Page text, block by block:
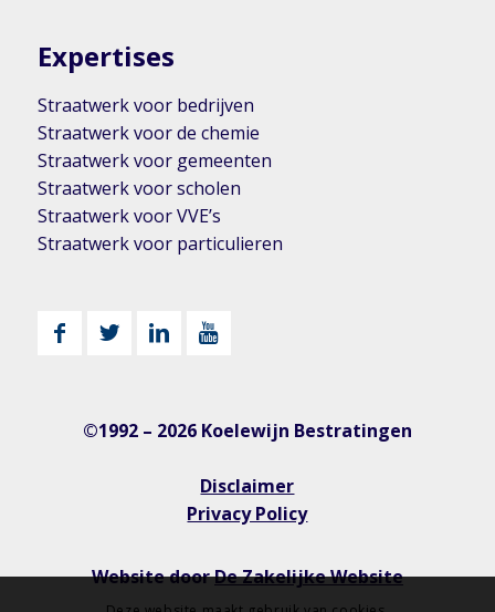
Expertises
Straatwerk voor bedrijven
Straatwerk voor de chemie
Straatwerk voor gemeenten
Straatwerk voor scholen
Straatwerk voor VVE’s
Straatwerk voor particulieren
©1992 – 2026 Koelewijn Bestratingen
Disclaimer
Privacy Policy
Website doorDe Zakelijke Website